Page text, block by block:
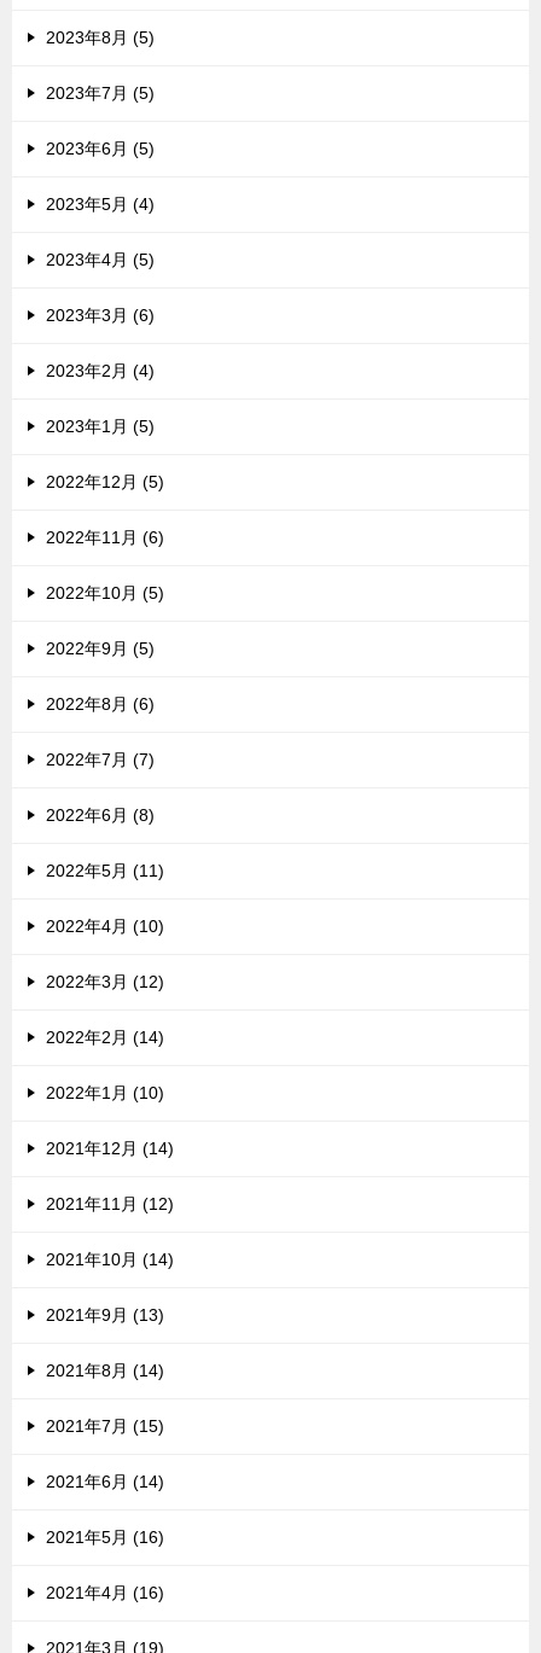
2023年8月 (5)
2023年7月 (5)
2023年6月 (5)
2023年5月 (4)
2023年4月 (5)
2023年3月 (6)
2023年2月 (4)
2023年1月 (5)
2022年12月 (5)
2022年11月 (6)
2022年10月 (5)
2022年9月 (5)
2022年8月 (6)
2022年7月 (7)
2022年6月 (8)
2022年5月 (11)
2022年4月 (10)
2022年3月 (12)
2022年2月 (14)
2022年1月 (10)
2021年12月 (14)
2021年11月 (12)
2021年10月 (14)
2021年9月 (13)
2021年8月 (14)
2021年7月 (15)
2021年6月 (14)
2021年5月 (16)
2021年4月 (16)
2021年3月 (19)